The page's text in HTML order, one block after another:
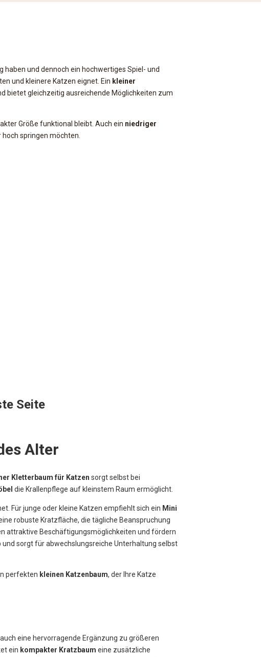
und dennoch ein hochwertiges Spiel- und
und kleinere Katzen eignet. Ein kleiner
bietet gleichzeitig ausreichende Möglichkeiten zum
Größe funktional bleibt. Auch ein niedriger
springen möchten.
Seite
Alter
Kletterbaum für Katzen sorgt selbst bei
die Krallenpflege auf kleinstem Raum ermöglicht.
Für junge oder kleine Katzen empfiehlt sich ein Mini
robuste Kratzfläche, die tägliche Beanspruchung
attraktive Beschäftigungsmöglichkeiten und fördern
sorgt für abwechslungsreiche Unterhaltung selbst
perfekten kleinen Katzenbaum, der Ihre Katze
eine hervorragende Ergänzung zu größeren
ein kompakter Kratzbaum eine zusätzliche